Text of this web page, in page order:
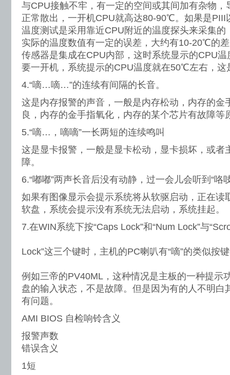
与CPU接触不牢，有一定的空间或其间加有杂物
正常散出，一开机CPU就高达80-90℃。如果是PIII
温度测试是采用靠近CPU附近的温度探头来采集
实际的温度数值有一定的误差，大约有10-20℃的
传感器是集成在CPU内部，这时系统显示的CPU
要一开机，系统提示的CPU温度就在50℃左右，这
4.“嘀…嘀…”的连续有间隔的长音。
这是内存报警的声音，一般是内存松动，内存的金
良，内存的金手指氧化，内存的某个芯片有故障等
5.“嘀…，嘀嘀”一长两短的连续鸣叫
这是显卡报警，一般是显卡松动，显卡损坏，或者
障。
6.“嘟嘟”两声长音后没有动静，过一会儿会听到“咯
如果有图像显示会提示系统将从软驱启动，正在读
软盘，系统会提示没有系统无法启动，系统挂起。
7.在WIN系统下按“Caps Lock”和“Num Lock”与
Lock”这三个键时，主机的PC喇叭有“嘀”的类似按
例如三帝的PV40ML，这种情况是主板的一种提示
盘的输入状态，不是故障。但是因为有的人不明白
有问题。
AMI BIOS 自检响铃含义
报警声数
错误含义
1短